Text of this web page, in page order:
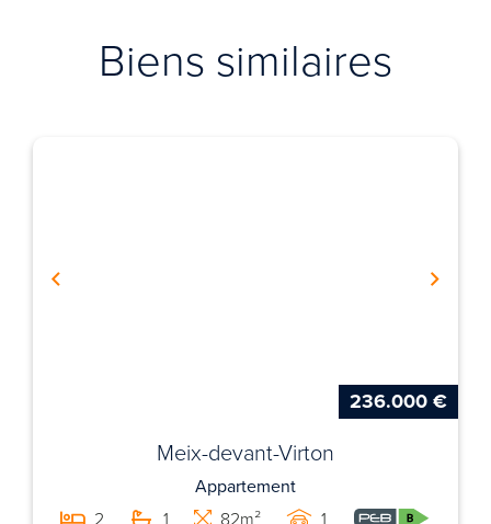
Biens similaires
236.000 €
Meix-devant-Virton
Appartement
2
1 82m² 1